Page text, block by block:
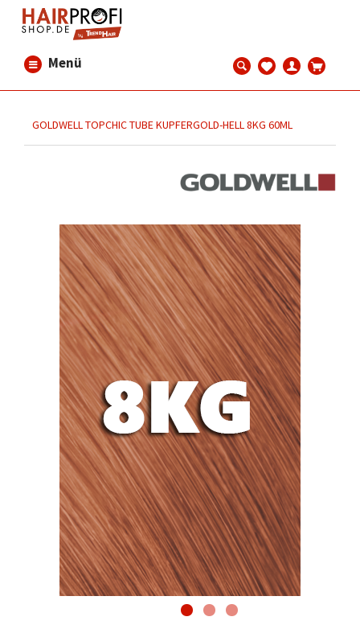
Menü
GOLDWELL TOPCHIC TUBE KUPFERGOLD-HELL 8KG 60ML